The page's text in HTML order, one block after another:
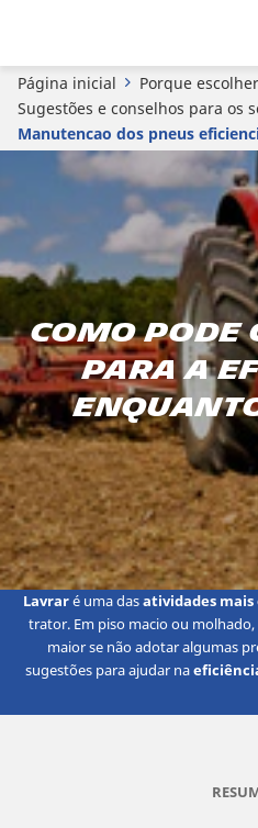
Página inicial
Porque
Sugestões e conselhos para os
Manutencao dos pneus
Como
para a
Lavraré uma dasatividades
trator. Em piso macio ou
maior se não adotar algumas
sugestões para ajudar na